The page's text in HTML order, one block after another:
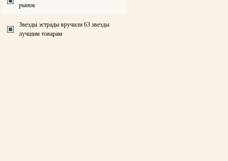
рынок
Звезды эстрады вручили 63 звезды
лучшим товарам